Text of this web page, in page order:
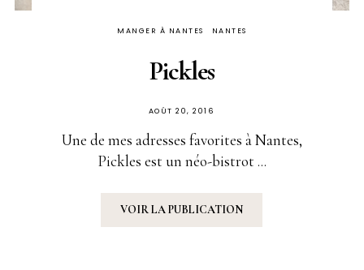
MANGER À NANTES NANTES
Pickles
PUBLIÉ
SUR
AOÛT 20, 2016
Une de mes adresses favorites à Nantes,
Pickles est un néo-bistrot ...
VOIR LA PUBLICATION